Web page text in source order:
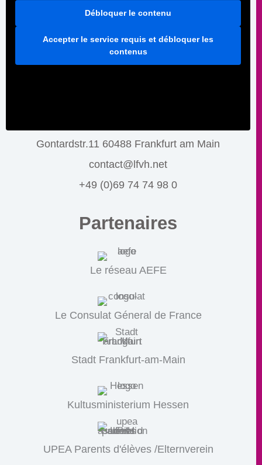
Débloquer le contenu
Accepter le service requis et débloquer les
contenus
Gontardstr.11 60488 Frankfurt am Main
contact@lfvh.net
+49 (0)69 74 74 98 0
Partenaires
Le réseau AEFE
Le Consulat Géneral de France
Stadt Frankfurt-am-Main
Kultusministerium Hessen
UPEA Parents d'élèves /Elternverein